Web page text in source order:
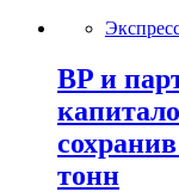
BP и
тонн